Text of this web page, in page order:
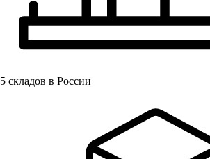
5 складов в России